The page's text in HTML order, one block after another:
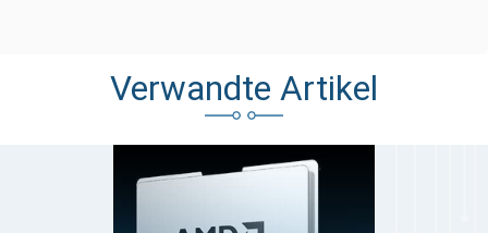
Verwandte Artikel